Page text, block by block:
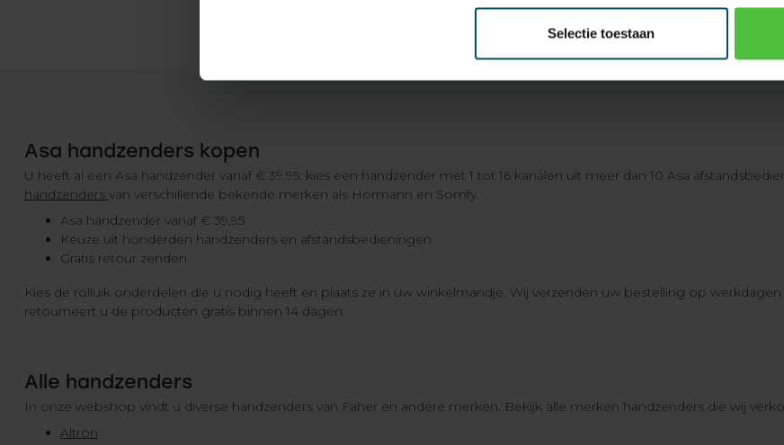
Selectie toestaan
Asa handzenders kopen
U heeft al een Asa handzender vanaf € 39,95: kies een handzender met 1 tot 16 kanalen uit meer dan 10 Asa
handzenders van verschillende bekende merken als Hormann en Somfy.
Asa handzender vanaf € 39,95
Keuze uit honderden handzenders en afstandsbedieningen
Gratis retour zenden
Kies de rolluik onderdelen die u nodig heeft en plaats ze in uw winkelmandje. Wij verzenden uw bestelling op
retourneert u de producten gratis binnen 14 dagen.
Alle handzenders
In onze webshop vindt u diverse handzenders van Faher en andere merken. Bekijk alle merken handzenders die wij
Altron